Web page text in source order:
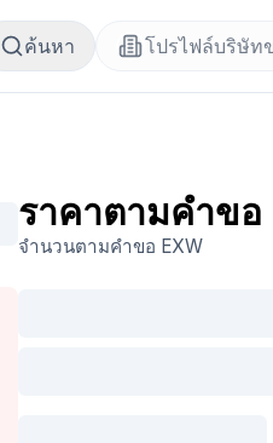
ค้นหา โปรไฟล์บริษัท
ราคาตามคำขอ
จำนวนตามคำขอ EXW